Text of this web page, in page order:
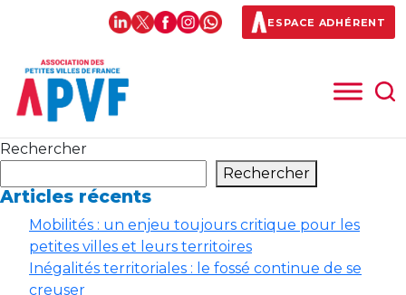
ESPACE ADHÉRENT
Rechercher
Rechercher
Articles récents
Mobilités : un enjeu toujours critique pour les
petites villes et leurs territoires
Inégalités territoriales : le fossé continue de se
creuser